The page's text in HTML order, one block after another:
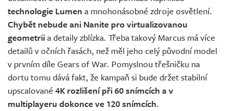
technologie Lumen a mnohonásobné zdroje osvětlení.
Chybět nebude ani Nanite pro virtualizovanou
geometriia detaily zblízka. Třeba takový Marcus má více
detailů v očních řasách, než měl jeho celý původní model
v prvním díle Gears of War. Pomyslnou třešničku na
dortu tomu dává fakt, že kampaň si bude držet stabilní
upscalované 4K rozlišení při 60 snímcích a v
multiplayeru dokonce ve 120 snímcích.